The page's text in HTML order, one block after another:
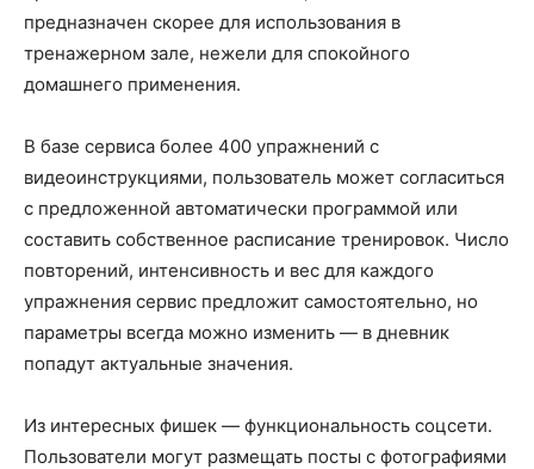
предназначен скорее для использования в
тренажерном зале, нежели для спокойного
домашнего применения.
В базе сервиса более 400 упражнений с
видеоинструкциями, пользователь может согласиться
с предложенной автоматически программой или
составить собственное расписание тренировок. Число
повторений, интенсивность и вес для каждого
упражнения сервис предложит самостоятельно, но
параметры всегда можно изменить — в дневник
попадут актуальные значения.
Из интересных фишек — функциональность соцсети.
Пользователи могут размещать посты с фотографиями